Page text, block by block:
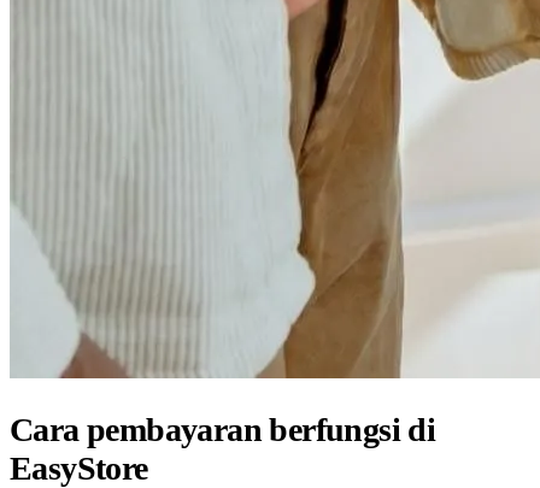
Cara pembayaran berfungsi di
EasyStore